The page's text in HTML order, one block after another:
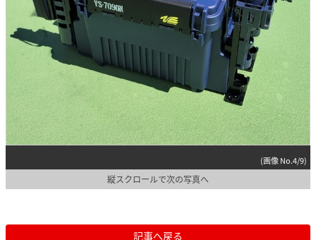
(画像 No.4/9)
縦スクロールで次の写真へ
記事へ戻る